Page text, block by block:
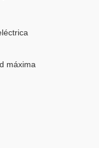
máxima